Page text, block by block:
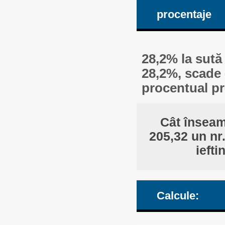
procentaje
28,2% la
28,2%,
procentual
Cât
205,32 un
Calcule: